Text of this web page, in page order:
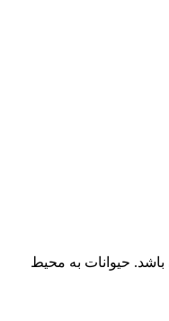
حیوانات به محیط